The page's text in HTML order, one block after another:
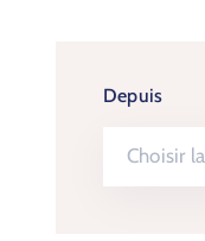
Depuis